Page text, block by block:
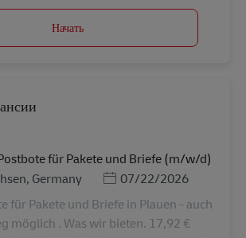
Начать
für Pakete und Briefe (m/w/d)
Germany Дата публикации
07/22/2026
für Pakete und Briefe in Plauen - auch
möglich . Was wir bieten. 17,92 €